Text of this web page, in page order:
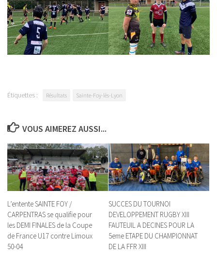
Étiquettes : Résultats Sainte-Foy-lès-Lyon
VOUS AIMEREZ AUSSI...
L’entente SAINTE FOY /
CARPENTRAS se qualifie pour
les DEMI FINALES de la Coupe
de France U17 contre Limoux
50-04
SUCCES DU TOURNOI
DEVELOPPEMENT RUGBY XIII
FAUTEUIL A DECINES POUR LA
5eme ETAPE DU CHAMPIONNAT
DE LA FFR XIII